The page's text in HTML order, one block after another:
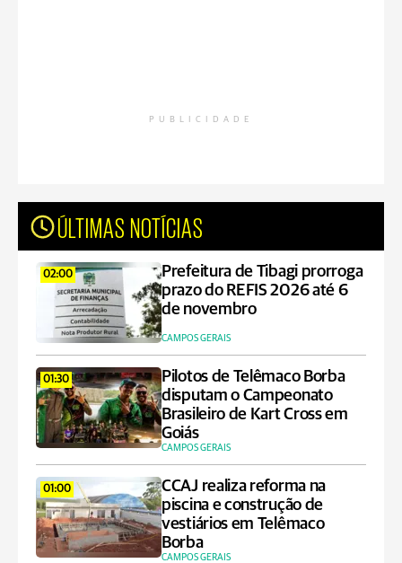
PUBLICIDADE
ÚLTIMAS NOTÍCIAS
02:00
Prefeitura de Tibagi prorroga
prazo do REFIS 2026 até 6
de novembro
CAMPOS GERAIS
01:30
Pilotos de Telêmaco Borba
disputam o Campeonato
Brasileiro de Kart Cross em
Goiás
CAMPOS GERAIS
01:00
CCAJ realiza reforma na
piscina e construção de
vestiários em Telêmaco
Borba
CAMPOS GERAIS